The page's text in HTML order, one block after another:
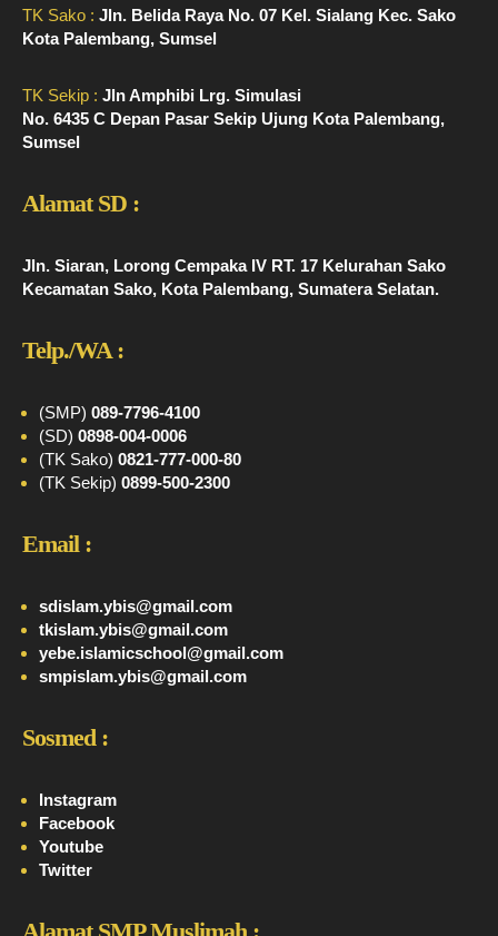
TK Sako : Jln. Belida Raya No. 07 Kel. Sialang Kec. Sako
Kota Palembang, Sumsel
TK Sekip : Jln Amphibi Lrg. Simulasi
No. 6435 C Depan Pasar Sekip Ujung Kota Palembang,
Sumsel
Alamat SD :
Jln. Siaran, Lorong Cempaka IV RT. 17 Kelurahan Sako
Kecamatan Sako, Kota Palembang, Sumatera Selatan.
Telp./WA :
(SMP) 089-7796-4100
(SD) 0898-004-0006
(TK Sako) 0821-777-000-80
(TK Sekip) 0899-500-2300
Email :
sdislam.ybis@gmail.com
tkislam.ybis@gmail.com
yebe.islamicschool@gmail.com
smpislam.ybis@gmail.com
Sosmed :
Instagram
Facebook
Youtube
Twitter